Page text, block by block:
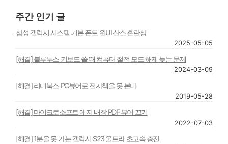
주간 인기 글
삼성 갤럭시 시스템 기본 폰트 원UI 산스 혼란상
2025-05-05
[해결] 블루투스 키보드 쓸 때 컴퓨터 절전 모드 해제 늦는 문제
2024-03-09
[해결] 리디북스 PC뷰어로 전자책을 못 본다
2019-05-28
[해결] 마이크로소프트 에지 내장 PDF 뷰어 끄기
2022-07-03
[해결] 1분을 못 가는 갤럭시 S23 울트라 초고속 충전